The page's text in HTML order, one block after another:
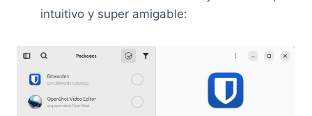
intuitivo y super amigable: